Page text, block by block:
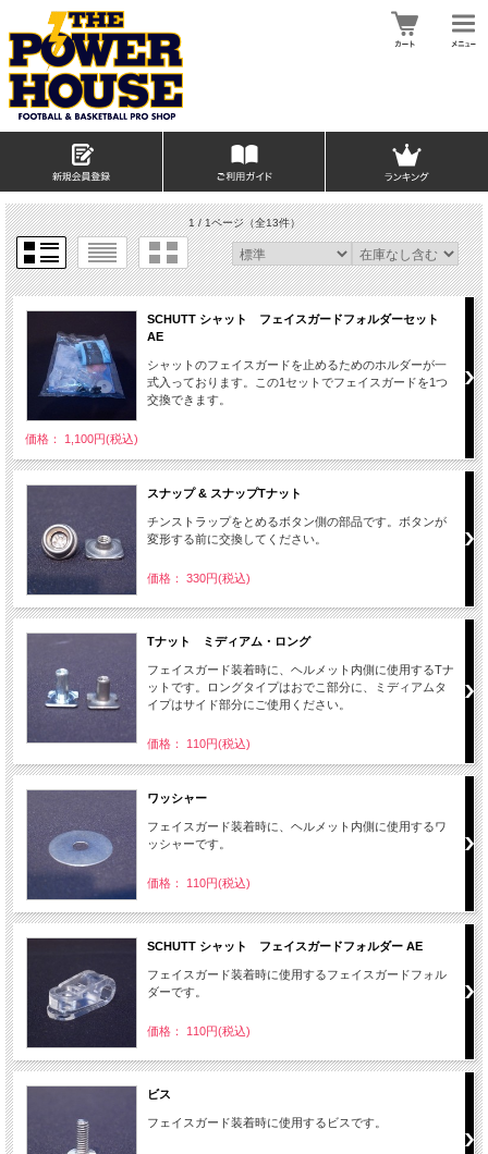
1 / 1ページ（全13件）
SCHUTT シャット フェイスガードフォルダーセット
AE
シャットのフェイスガードを止めるためのホルダーが一
式入っております。この1セットでフェイスガードを1つ
交換できます。
価格： 1,100円(税込)
スナップ & スナップTナット
チンストラップをとめるボタン側の部品です。ボタンが
変形する前に交換してください。
価格： 330円(税込)
Tナット ミディアム・ロング
フェイスガード装着時に、ヘルメット内側に使用するTナ
ットです。ロングタイプはおでこ部分に、ミディアムタ
イプはサイド部分にご使用ください。
価格： 110円(税込)
ワッシャー
フェイスガード装着時に、ヘルメット内側に使用するワ
ッシャーです。
価格： 110円(税込)
SCHUTT シャット フェイスガードフォルダー AE
フェイスガード装着時に使用するフェイスガードフォル
ダーです。
価格： 110円(税込)
ビス
フェイスガード装着時に使用するビスです。